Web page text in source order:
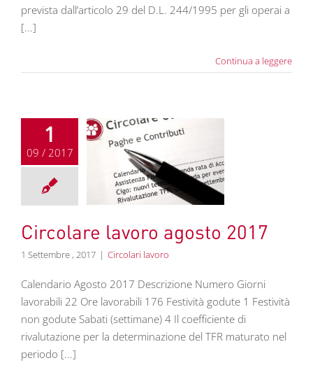
prevista dall’articolo 29 del D.L. 244/1995 per gli operai a
[...]
Continua a leggere
1
09 / 2017
lavoro agosto
lavoro
Circolare lavoro agosto 2017
1 Settembre , 2017 | Circolari lavoro
Calendario Agosto 2017 Descrizione Numero Giorni
lavorabili 22 Ore lavorabili 176 Festività godute 1 Festività
non godute Sabati (settimane) 4 Il coefficiente di
rivalutazione per la determinazione del TFR maturato nel
periodo [...]